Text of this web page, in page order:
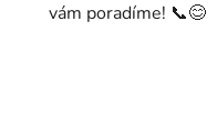
vám poradíme! 📞😊